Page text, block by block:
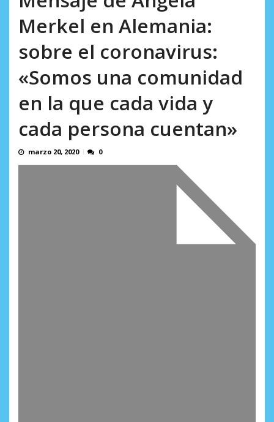
Merkel en Alemania:
sobre el coronavirus:
«Somos una comunidad
en la que cada vida y
cada persona cuentan»
marzo 20, 2020 0